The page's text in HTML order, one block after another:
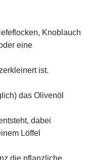
Knoblauch
eine
ist.
das Olivenöl
dabei
Löffel
die pflanzliche